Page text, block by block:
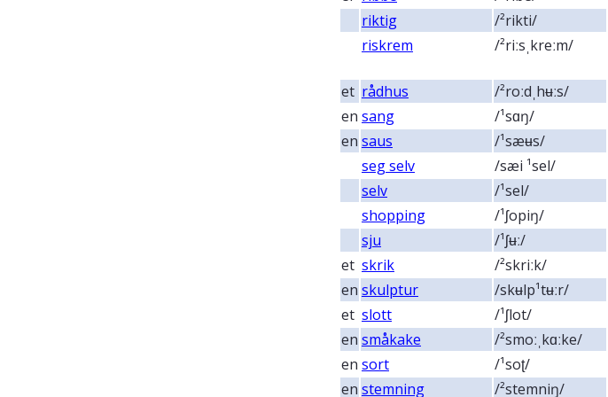
riktig
/²rikti/
riskrem
/²riːsˌkreːm/
et rådhus /²roːdˌhʉːs/
en sang /¹sɑŋ/
en saus /¹sæʉs/
seg selv
/sæi ¹sel/
selv
/¹sel/
shopping
/¹ʃopiŋ/
sju
/¹ʃʉː/
et skrik /²skriːk/
en skulptur /skʉlp¹tʉːr/
et slott /¹ʃlot/
en småkake /²smoːˌkɑːke/
en sort /¹soʈ/
en stemning /²stemniŋ/